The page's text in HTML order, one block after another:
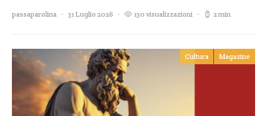
passaparolina 31 Luglio 2026 130 visualizzazioni 2 min
Cultura Magazine